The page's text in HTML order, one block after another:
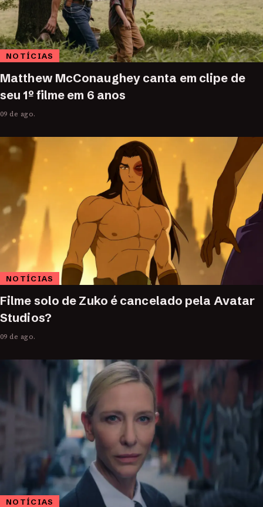
NOTÍCIAS
Matthew McConaughey canta em clipe de
seu 1º filme em 6 anos
09 de ago.
NOTÍCIAS
Filme solo de Zuko é cancelado pela Avatar
Studios?
09 de ago.
NOTÍCIAS